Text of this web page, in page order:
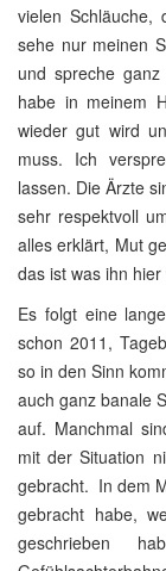
vielen Schläuche,
sehe nur meinen
und spreche
habe in meinem
wieder gut wird
muss. Ich
lassen. Die Ärzte
sehr respektvoll
alles erklärt, Mut
das ist was ihn
Es folgt eine
schon 2011,
so in den Sinn
auch ganz banale
auf. Manchmal
mit der Situation
gebracht. In dem
gebracht habe,
geschrieben